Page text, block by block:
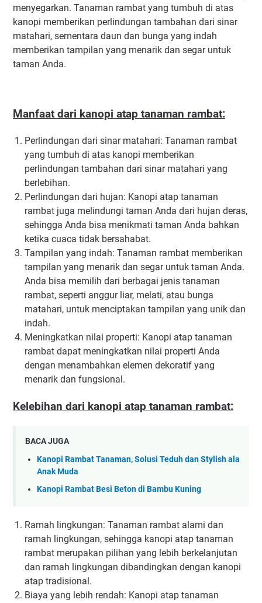
menyegarkan. Tanaman rambat yang tumbuh di atas
kanopi memberikan perlindungan tambahan dari sinar
matahari, sementara daun dan bunga yang indah
memberikan tampilan yang menarik dan segar untuk
taman Anda.
Manfaat dari kanopi atap tanaman rambat:
Perlindungan dari sinar matahari: Tanaman rambat
yang tumbuh di atas kanopi memberikan
perlindungan tambahan dari sinar matahari yang
berlebihan.
Perlindungan dari hujan: Kanopi atap tanaman
rambat juga melindungi taman Anda dari hujan deras,
sehingga Anda bisa menikmati taman Anda bahkan
ketika cuaca tidak bersahabat.
Tampilan yang indah: Tanaman rambat memberikan
tampilan yang menarik dan segar untuk taman Anda.
Anda bisa memilih dari berbagai jenis tanaman
rambat, seperti anggur liar, melati, atau bunga
matahari, untuk menciptakan tampilan yang unik dan
indah.
Meningkatkan nilai properti: Kanopi atap tanaman
rambat dapat meningkatkan nilai properti Anda
dengan menambahkan elemen dekoratif yang
menarik dan fungsional.
Kelebihan dari kanopi atap tanaman rambat:
BACA JUGA
Kanopi Rambat Tanaman, Solusi Teduh dan Stylish ala
Anak Muda
Kanopi Rambat Besi Beton di Bambu Kuning
Ramah lingkungan: Tanaman rambat alami dan
ramah lingkungan, sehingga kanopi atap tanaman
rambat merupakan pilihan yang lebih berkelanjutan
dan ramah lingkungan dibandingkan dengan kanopi
atap tradisional.
Biaya yang lebih rendah: Kanopi atap tanaman